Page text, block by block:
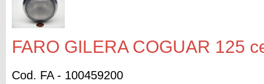
FARO GILERA COGUAR 125
Cod. FA - 100459200